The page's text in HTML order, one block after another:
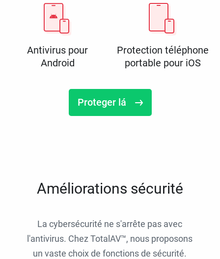
Antivirus pour
Android
Protection téléphone
portable pour iOS
Proteger lá
Améliorations sécurité
La cybersécurité ne s'arrête pas avec
l'antivirus. Chez TotalAV™, nous proposons
un vaste choix de fonctions de sécurité.